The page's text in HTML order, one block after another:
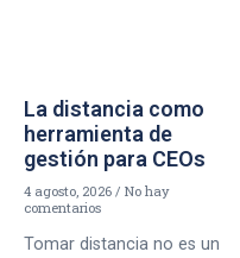
La distancia como
herramienta de
gestión para CEOs
4 agosto, 2026
No hay
comentarios
Tomar distancia no es un